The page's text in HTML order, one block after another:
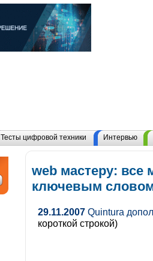
Тесты цифровой техники Интервью
web мастеру: все
ключевым
29.11.2007 Quintura
короткой строкой)